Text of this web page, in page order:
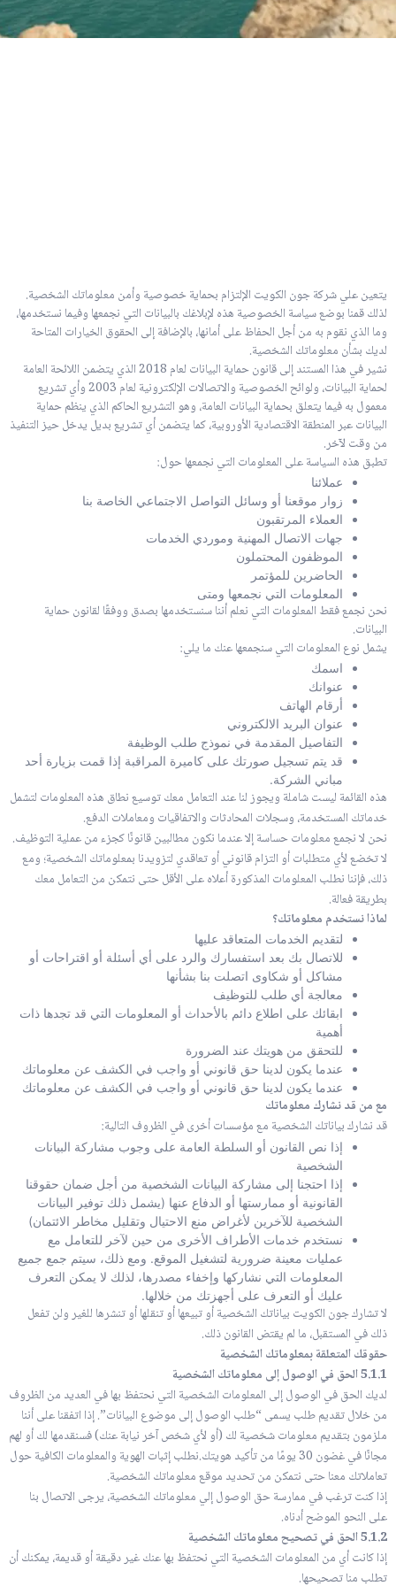
يتعين علي شركة جون الكويت الإلتزام بحماية خصوصية وأمن معلوماتك الشخصية.
لذلك قمنا بوضع سياسة الخصوصية هذه لإبلاغك بالبيانات التي نجمعها وفيما نستخدمها،
وما الذي نقوم به من أجل الحفاظ على أمانها، بالإضافة إلى الحقوق الخيارات المتاحة
لديك بشأن معلوماتك الشخصية.
نشير في هذا المستند إلى قانون حماية البيانات لعام 2018 الذي يتضمن اللائحة العامة
لحماية البيانات، ولوائح الخصوصية والاتصالات الإلكترونية لعام 2003 وأي تشريع
معمول به فيما يتعلق بحماية البيانات العامة، وهو التشريع الحاكم الذي ينظم حماية
البيانات عبر المنطقة الاقتصادية الأوروبية، كما يتضمن أي تشريع بديل يدخل حيز التنفيذ
من وقت لآخر.
تطبق هذه السياسة على المعلومات التي نجمعها حول:
عملائنا
زوار موقعنا أو وسائل التواصل الاجتماعي الخاصة بنا
العملاء المرتقبون
جهات الاتصال المهنية وموردي الخدمات
الموظفون المحتملون
الحاضرين للمؤتمر
المعلومات التي نجمعها ومتى
نحن نجمع فقط المعلومات التي نعلم أننا سنستخدمها بصدق ووفقًا لقانون حماية
البيانات.
يشمل نوع المعلومات التي سنجمعها عنك ما يلي:
اسمك
عنوانك
أرقام الهاتف
عنوان البريد الالكتروني
التفاصيل المقدمة في نموذج طلب الوظيفة
قد يتم تسجيل صورتك على كاميرة المراقبة إذا قمت بزيارة أحد
مباني الشركة.
هذه القائمة ليست شاملة ويجوز لنا عند التعامل معك توسيع نطاق هذه المعلومات لتشمل
خدماتك المستخدمة، وسجلات المحادثات والاتفاقيات ومعاملات الدفع.
نحن لا نجمع معلومات حساسة إلا عندما نكون مطالبين قانونًا كجزء من عملية التوظيف.
لا تخضع لأي متطلبات أو التزام قانوني أو تعاقدي لتزويدنا بمعلوماتك الشخصية؛ ومع
ذلك، فإننا نطلب المعلومات المذكورة أعلاه على الأقل حتى نتمكن من التعامل معك
بطريقة فعالة.
لماذا نستخدم معلوماتك؟
لتقديم الخدمات المتعاقد عليها
للاتصال بك بعد استفسارك والرد على أي أسئلة أو اقتراحات أو
مشاكل أو شكاوى اتصلت بنا بشأنها
معالجة أي طلب للتوظيف
ابقائك على اطلاع دائم بالأحداث أو المعلومات التي قد تجدها ذات
أهمية
للتحقق من هويتك عند الضرورة
عندما يكون لدينا حق قانوني أو واجب في الكشف عن معلوماتك
عندما يكون لدينا حق قانوني أو واجب في الكشف عن معلوماتك
مع من قد نشارك معلوماتك
قد نشارك بياناتك الشخصية مع مؤسسات أخرى في الظروف التالية:
إذا نص القانون أو السلطة العامة على وجوب مشاركة البيانات
الشخصية
إذا احتجنا إلى مشاركة البيانات الشخصية من أجل ضمان حقوقنا
القانونية أو ممارستها أو الدفاع عنها (يشمل ذلك توفير البيانات
الشخصية للآخرين لأغراض منع الاحتيال وتقليل مخاطر الائتمان)
نستخدم خدمات الأطراف الأخرى من حين لآخر للتعامل مع
عمليات معينة ضرورية لتشغيل الموقع. ومع ذلك، سيتم جمع جميع
المعلومات التي نشاركها وإخفاء مصدرها، لذلك لا يمكن التعرف
عليك أو التعرف على أجهزتك من خلالها.
لا تشارك جون الكويت بياناتك الشخصية أو تبيعها أو تنقلها أو تنشرها للغير ولن تفعل
ذلك في المستقبل، ما لم يقتض القانون ذلك.
حقوقك المتعلقة بمعلوماتك الشخصية
5.1.1 الحق في الوصول إلى معلوماتك الشخصية
لديك الحق في الوصول إلى المعلومات الشخصية التي نحتفظ بها في العديد من الظروف
من خلال تقديم طلب يسمى “طلب الوصول إلى موضوع البيانات”. إذا اتفقنا على أننا
ملزمون بتقديم معلومات شخصية لك (أو لأي شخص آخر نيابة عنك) فسنقدمها لك أو لهم
مجانًا في غضون 30 يومًا من تأكيد هويتك.نطلب إثبات الهوية والمعلومات الكافية حول
تعاملاتك معنا حتى نتمكن من تحديد موقع معلوماتك الشخصية.
إذا كنت ترغب في ممارسة حق الوصول إلي معلوماتك الشخصية، يرجى الاتصال بنا
على النحو الموضح أدناه.
5.1.2 الحق في تصحيح معلوماتك الشخصية
إذا كانت أي من المعلومات الشخصية التي نحتفظ بها عنك غير دقيقة أو قديمة، يمكنك أن
تطلب منا تصحيحها.